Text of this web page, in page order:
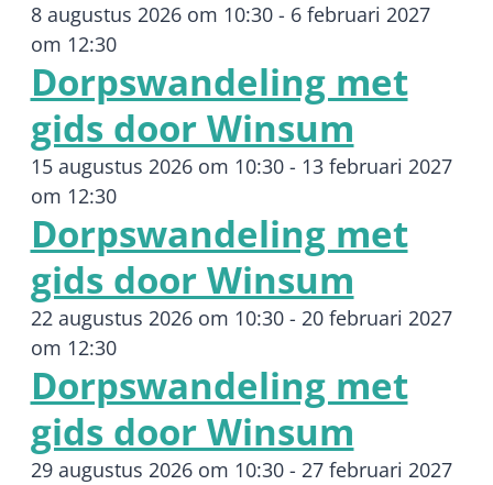
8 augustus 2026 om 10:30- 6 februari 2027
om 12:30
Dorpswandeling met
gids door Winsum
15 augustus 2026 om 10:30- 13 februari 2027
om 12:30
Dorpswandeling met
gids door Winsum
22 augustus 2026 om 10:30- 20 februari 2027
om 12:30
Dorpswandeling met
gids door Winsum
29 augustus 2026 om 10:30- 27 februari 2027